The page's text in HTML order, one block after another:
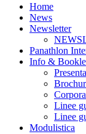
Home
News
Newsletter
Panathlon
Info &
Linee
Linee
Modulistica